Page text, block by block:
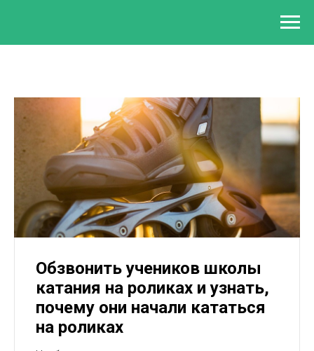
Обзвонить учеников школы
катания на роликах и узнать,
почему они начали кататься
на роликах